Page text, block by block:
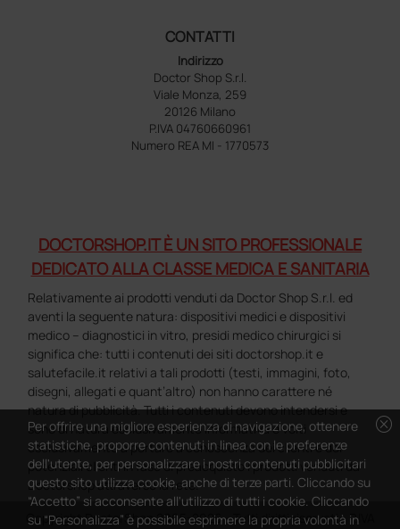
CONTATTI
Indirizzo
Doctor Shop S.r.l.
Viale Monza, 259
20126 Milano
P.IVA 04760660961
Numero REA MI - 1770573
DOCTORSHOP.IT È UN SITO PROFESSIONALE
DEDICATO ALLA CLASSE MEDICA E SANITARIA
Relativamente ai prodotti venduti da Doctor Shop S.r.l. ed
aventi la seguente natura: dispositivi medici e dispositivi
medico – diagnostici in vitro, presidi medico chirurgici si
significa che: tutti i contenuti dei siti doctorshop.it e
salutefacile.it relativi a tali prodotti (testi, immagini, foto,
disegni, allegati e quant’altro) non hanno carattere né
natura di pubblicità. Tutti i contenuti devono intendersi e
sono di natura esclusivamente informativa e volti
esclusivamente a portare a conoscenza dei clienti e dei
potenziali clienti in fase di preacquisto i prodotti venduti da
Doctorshop attraverso la rete.
Copyright DoctorShop 2005-2026 - Tutti diritti riservati - P.IVA
cancel
Per offrire una migliore esperienza di navigazione, ottenere
statistiche, proporre contenuti in linea con le preferenze
dell'utente, per personalizzare i nostri contenuti pubblicitari
questo sito utilizza cookie, anche di terze parti. Cliccando su
“Accetto” si acconsente all'utilizzo di tutti i cookie. Cliccando
su “Personalizza” è possibile esprimere la propria volontà in